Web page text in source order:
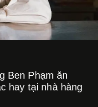
Ben Phạm ăn
hay tại nhà hàng